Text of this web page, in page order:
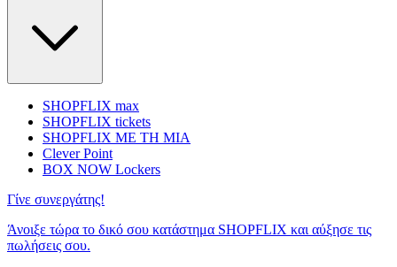
SHOPFLIX max
SHOPFLIX tickets
SHOPFLIX ΜΕ ΤΗ ΜΙΑ
Clever Point
BOX NOW Lockers
Γίνε συνεργάτης!
Άνοιξε τώρα το δικό σου κατάστημα SHOPFLIX και αύξησε τις
πωλήσεις σου.